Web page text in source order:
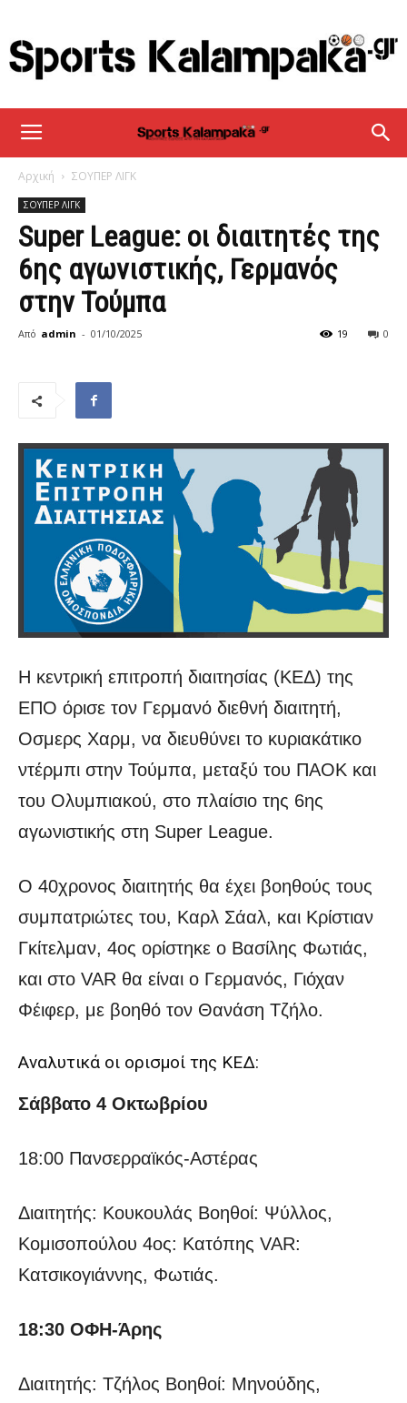
sportskalampaka
Αρχική ΣΟΥΠΕΡ ΛΙΓΚ
ΣΟΥΠΕΡ ΛΙΓΚ
Super League: οι διαιτητές της
6ης αγωνιστικής, Γερμανός
στην Τούμπα
Από admin - 01/10/2025 0
19
Η κεντρική επιτροπή διαιτησίας (ΚΕΔ) της
ΕΠΟ όρισε τον Γερμανό διεθνή διαιτητή,
Οσμερς Χαρμ, να διευθύνει το κυριακάτικο
ντέρμπι στην Τούμπα, μεταξύ του ΠΑΟΚ και
του Ολυμπιακού, στο πλαίσιο της 6ης
αγωνιστικής στη Super League.
Ο 40χρονος διαιτητής θα έχει βοηθούς τους
συμπατριώτες του, Καρλ Σάαλ, και Κρίστιαν
Γκίτελμαν, 4ος ορίστηκε ο Βασίλης Φωτιάς,
και στο VAR θα είναι ο Γερμανός, Γιόχαν
Φέιφερ, με βοηθό τον Θανάση Τζήλο.
Αναλυτικά οι ορισμοί της ΚΕΔ:
Σάββατο 4 Οκτωβρίου
18:00 Πανσερραϊκός-Αστέρας
Διαιτητής: Κουκουλάς Βοηθοί: Ψύλλος,
Κομισοπούλου 4ος: Κατόπης VAR:
Κατσικογιάννης, Φωτιάς.
18:30 ΟΦΗ-Άρης
Διαιτητής: Τζήλος Βοηθοί: Μηνούδης,